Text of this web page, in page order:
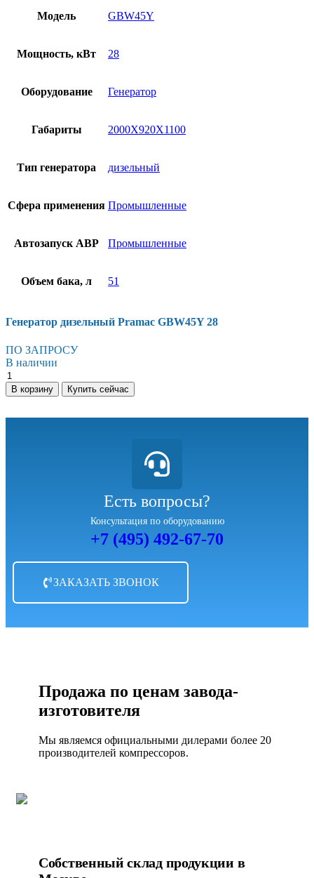
Модель GBW45Y
Мощность, кВт 28
Оборудование Генератор
Габариты 2000X920X1100
Тип генератора дизельный
Сфера применения Промышленные
Автозапуск АВР Промышленные
Объем бака, л 51
Генератор дизельный Pramac GBW45Y 28
ПО ЗАПРОСУ
В наличии
В корзину Купить сейчас
Есть вопросы?
Консультация по оборудованию
+7 (495) 492-67-70
ЗАКАЗАТЬ ЗВОНОК
Продажа по ценам завода-
изготовителя
Мы являемся официальными дилерами более 20
производителей компрессоров.
Собственный склад продукции в